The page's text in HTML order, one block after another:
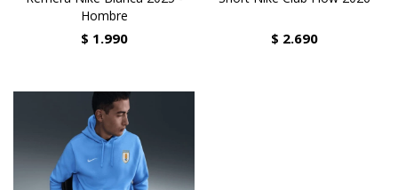
Hombre
$ 1.990 $ 2.690